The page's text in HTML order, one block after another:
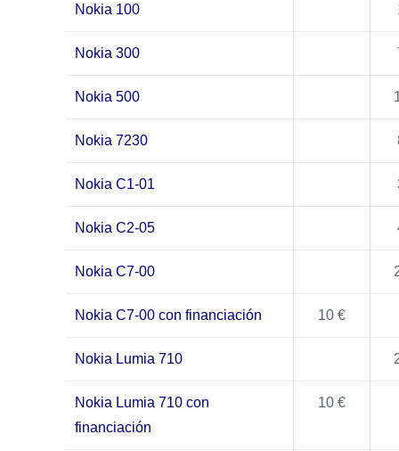
Nokia 100
Nokia 300
Nokia 500
Nokia 7230
Nokia C1-01
Nokia C2-05
Nokia C7-00
Nokia C7-00 con financiación 10 €
Nokia Lumia 710
Nokia Lumia 710 con
financiación
10 €